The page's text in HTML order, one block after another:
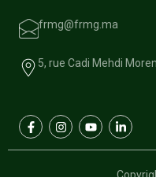
frmg@frmg.ma
5, rue Cadi Mehdi